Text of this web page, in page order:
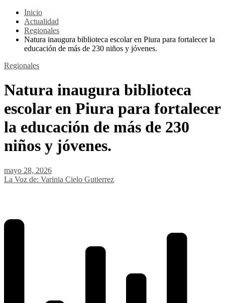
Inicio
Actualidad
Regionales
Natura inaugura biblioteca escolar en Piura para fortalecer la
educación de más de 230 niños y jóvenes.
Regionales
Natura inaugura biblioteca
escolar en Piura para fortalecer
la educación de más de 230
niños y jóvenes.
mayo 28, 2026
La Voz de: Varinia Cielo Gutierrez